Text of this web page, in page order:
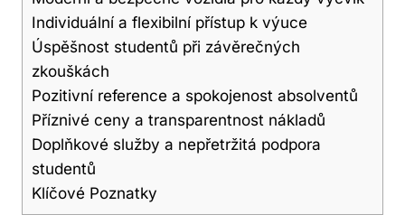
Individuální a flexibilní přístup k výuce
Úspěšnost studentů při závěrečných
zkouškách
Pozitivní reference a spokojenost absolventů
Příznivé ceny a transparentnost nákladů
Doplňkové služby a nepřetržitá podpora
studentů
Klíčové Poznatky